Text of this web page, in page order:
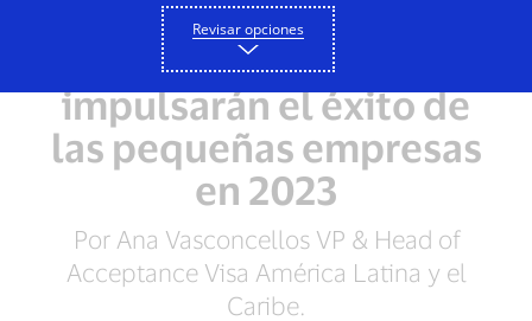
Cinco tendencias que
impulsarán el éxito de
las pequeñas empresas
en 2023
Por Ana Vasconcellos VP & Head of
Acceptance Visa América Latina y el
Caribe.
Revisar opciones